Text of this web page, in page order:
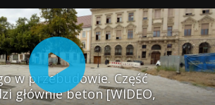
w przebudowie. Część
głównie beton [WIDEO,